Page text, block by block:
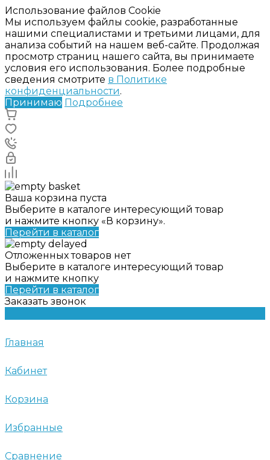
Использование файлов Cookie
Мы используем файлы cookie, разработанные
нашими специалистами и третьими лицами, для
анализа событий на нашем веб-сайте. Продолжая
просмотр страниц нашего сайта, вы принимаете
условия его использования. Более подробные
сведения смотрите в Политике
конфиденциальности.
Принимаю Подробнее
Ваша корзина пуста
Выберите в каталоге интересующий товар
и нажмите кнопку «В корзину».
Перейти в каталог
Отложенных товаров нет
Выберите в каталоге интересующий товар
и нажмите кнопку
Перейти в каталог
Заказать звонок
Главная
Кабинет
Корзина
Избранные
Сравнение